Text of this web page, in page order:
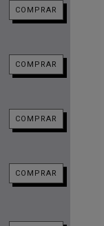
COMPRAR
COMPRAR
COMPRAR
COMPRAR